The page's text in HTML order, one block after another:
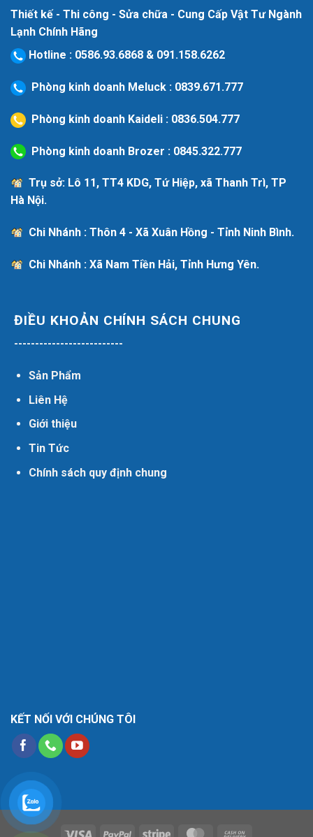
Thiết kế - Thi công - Sửa chữa - Cung Cấp Vật Tư Ngành
Lạnh Chính Hãng
Hotline : 0586.93.6868 & 091.158.6262
Phòng kinh doanh Meluck : 0839.671.777
Phòng kinh doanh Kaideli : 0836.504.777
Phòng kinh doanh Brozer : 0845.322.777
Trụ sở: Lô 11, TT4 KDG, Tứ Hiệp, xã Thanh Trì, TP
Hà Nội.
Chi Nhánh : Thôn 4 - Xã Xuân Hồng - Tỉnh Ninh Bình.
Chi Nhánh : Xã Nam Tiền Hải, Tỉnh Hưng Yên.
ĐIỀU KHOẢN CHÍNH SÁCH CHUNG
--------------------------
Sản Phẩm
Liên Hệ
Giới thiệu
Tin Tức
Chính sách quy định chung
KẾT NỐI VỚI CHÚNG TÔI